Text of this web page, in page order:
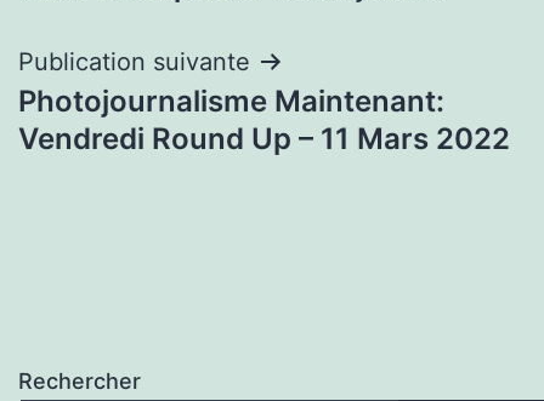
l’article
Publication suivante
Photojournalisme Maintenant:
Vendredi Round Up – 11 Mars 2022
Rechercher